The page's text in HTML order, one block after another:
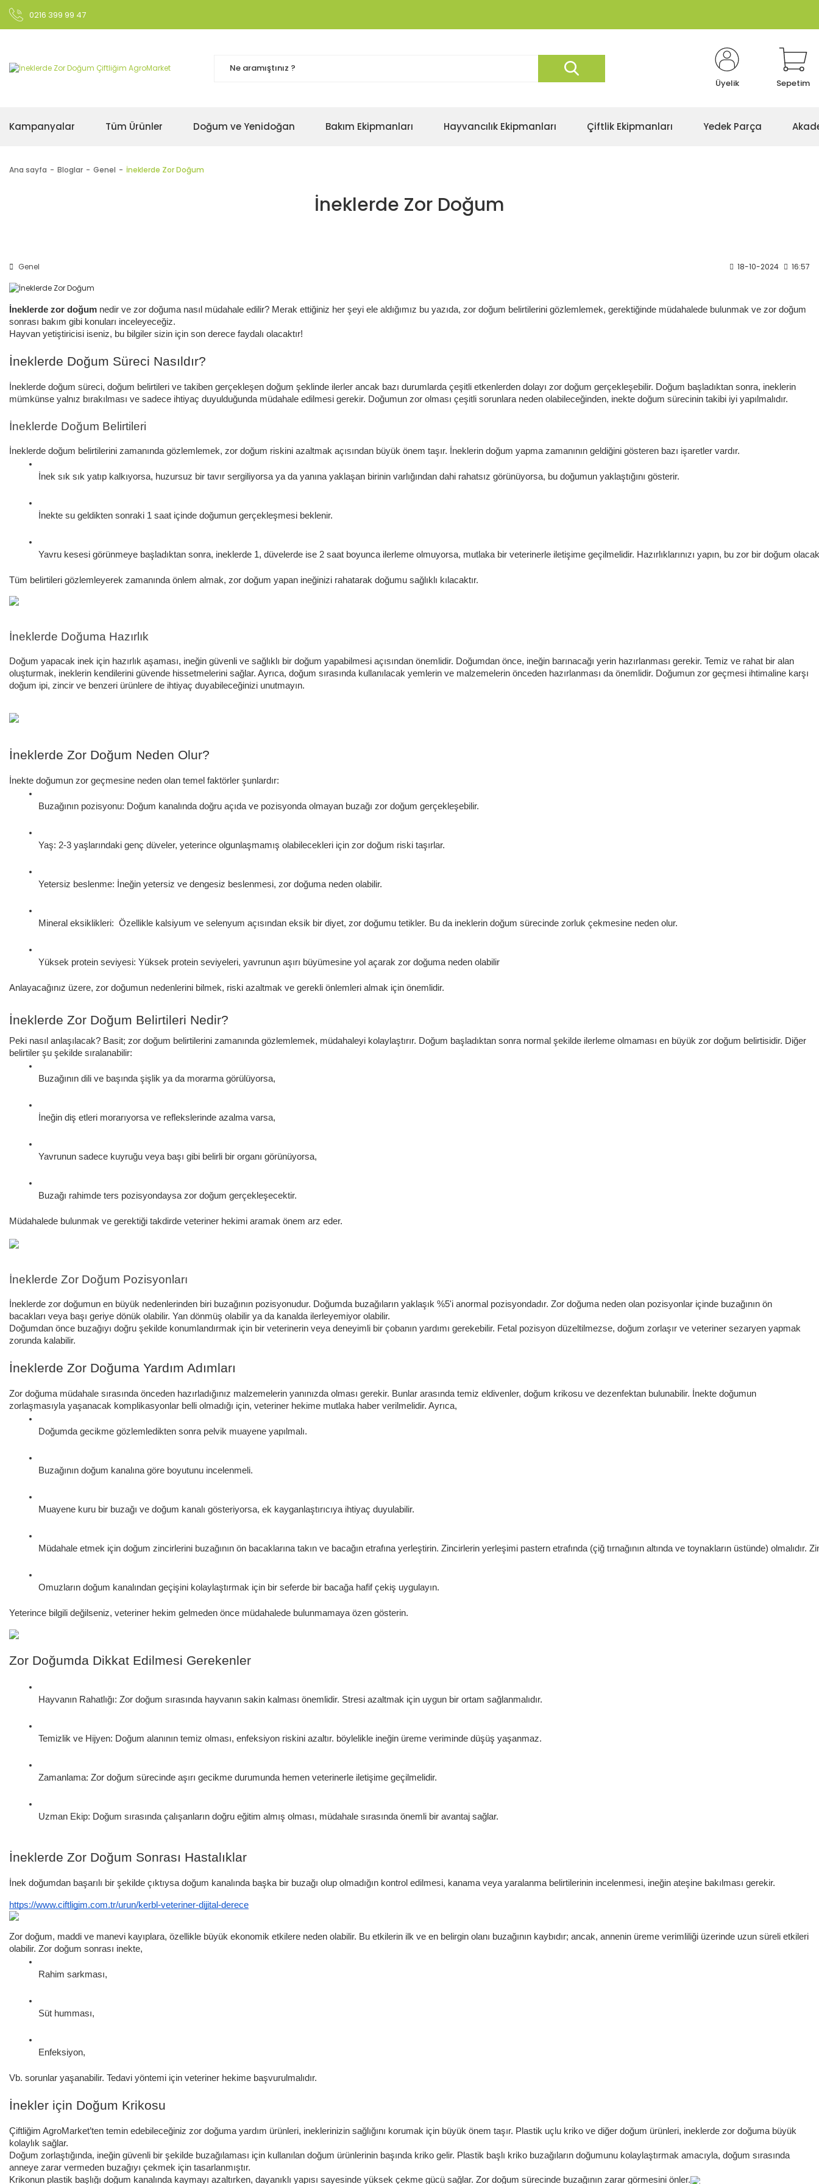
0216 399 99 47
Üyelik Sepetim
Kampanyalar Tüm Ürünler Doğum ve Yenidoğan Bakım Ekipmanları Hayvancılık Ekipmanları Çiftlik Ekipmanları Yedek Parça
Ana sayfa Bloglar Genel İneklerde Zor Doğum
İneklerde Zor Doğum
Genel 18-10-2024 16:57
İneklerde zor doğum nedir ve zor doğuma nasıl müdahale edilir? Merak ettiğiniz her şeyi ele aldığımız bu yazıda, zor doğum belirtilerini gözlemlemek, gerektiğinde müdahalede bulunmak ve zor doğum
sonrası bakım gibi konuları inceleyeceğiz.
Hayvan yetiştiricisi iseniz, bu bilgiler sizin için son derece faydalı olacaktır!
İneklerde Doğum Süreci Nasıldır?
İneklerde doğum süreci, doğum belirtileri ve takiben gerçekleşen doğum şeklinde ilerler ancak bazı durumlarda çeşitli etkenlerden dolayı zor doğum gerçekleşebilir. Doğum başladıktan sonra, ineklerin
mümkünse yalnız bırakılması ve sadece ihtiyaç duyulduğunda müdahale edilmesi gerekir. Doğumun zor olması çeşitli sorunlara neden olabileceğinden, inekte doğum sürecinin takibi iyi yapılmalıdır.
İneklerde Doğum Belirtileri
İneklerde doğum belirtilerini zamanında gözlemlemek, zor doğum riskini azaltmak açısından büyük önem taşır. İneklerin doğum yapma zamanının geldiğini gösteren bazı işaretler vardır.
İnek sık sık yatıp kalkıyorsa, huzursuz bir tavır sergiliyorsa ya da yanına yaklaşan birinin varlığından dahi rahatsız görünüyorsa, bu doğumun yaklaştığını gösterir.
İnekte su geldikten sonraki 1 saat içinde doğumun gerçekleşmesi beklenir.
Yavru kesesi görünmeye başladıktan sonra, ineklerde 1, düvelerde ise 2 saat boyunca ilerleme olmuyorsa, mutlaka bir veterinerle iletişime geçilmelidir. Hazırlıklarınızı yapın, bu zor bir doğum
Tüm belirtileri gözlemleyerek zamanında önlem almak, zor doğum yapan ineğinizi rahatarak doğumu sağlıklı kılacaktır.
İneklerde Doğuma Hazırlık
Doğum yapacak inek için hazırlık aşaması, ineğin güvenli ve sağlıklı bir doğum yapabilmesi açısından önemlidir. Doğumdan önce, ineğin barınacağı yerin hazırlanması gerekir. Temiz ve rahat bir alan
oluşturmak, ineklerin kendilerini güvende hissetmelerini sağlar. Ayrıca, doğum sırasında kullanılacak yemlerin ve malzemelerin önceden hazırlanması da önemlidir. Doğumun zor geçmesi ihtimaline karşı
doğum ipi, zincir ve benzeri ürünlere de ihtiyaç duyabileceğinizi unutmayın.
İneklerde Zor Doğum Neden Olur?
İnekte doğumun zor geçmesine neden olan temel faktörler şunlardır:
Buzağının pozisyonu: Doğum kanalında doğru açıda ve pozisyonda olmayan buzağı zor doğum gerçekleşebilir.
Yaş: 2-3 yaşlarındaki genç düveler, yeterince olgunlaşmamış olabilecekleri için zor doğum riski taşırlar.
Yetersiz beslenme: İneğin yetersiz ve dengesiz beslenmesi, zor doğuma neden olabilir.
Mineral eksiklikleri:  Özellikle kalsiyum ve selenyum açısından eksik bir diyet, zor doğumu tetikler. Bu da ineklerin doğum sürecinde zorluk çekmesine neden olur.
Yüksek protein seviyesi: Yüksek protein seviyeleri, yavrunun aşırı büyümesine yol açarak zor doğuma neden olabilir
Anlayacağınız üzere, zor doğumun nedenlerini bilmek, riski azaltmak ve gerekli önlemleri almak için önemlidir.
İneklerde Zor Doğum Belirtileri Nedir?
Peki nasıl anlaşılacak? Basit; zor doğum belirtilerini zamanında gözlemlemek, müdahaleyi kolaylaştırır. Doğum başladıktan sonra normal şekilde ilerleme olmaması en büyük zor doğum belirtisidir. Diğer
belirtiler şu şekilde sıralanabilir:
Buzağının dili ve başında şişlik ya da morarma görülüyorsa,
İneğin diş etleri morarıyorsa ve reflekslerinde azalma varsa,
Yavrunun sadece kuyruğu veya başı gibi belirli bir organı görünüyorsa,
Buzağı rahimde ters pozisyondaysa zor doğum gerçekleşecektir.
Müdahalede bulunmak ve gerektiği takdirde veteriner hekimi aramak önem arz eder.
İneklerde Zor Doğum Pozisyonları
İneklerde zor doğumun en büyük nedenlerinden biri buzağının pozisyonudur. Doğumda buzağıların yaklaşık %5'i anormal pozisyondadır. Zor doğuma neden olan pozisyonlar içinde buzağının ön
bacakları veya başı geriye dönük olabilir. Yan dönmüş olabilir ya da kanalda ilerleyemiyor olabilir.
Doğumdan önce buzağıyı doğru şekilde konumlandırmak için bir veterinerin veya deneyimli bir çobanın yardımı gerekebilir. Fetal pozisyon düzeltilmezse, doğum zorlaşır ve veteriner sezaryen yapmak
zorunda kalabilir.
İneklerde Zor Doğuma Yardım Adımları
Zor doğuma müdahale sırasında önceden hazırladığınız malzemelerin yanınızda olması gerekir. Bunlar arasında temiz eldivenler, doğum krikosu ve dezenfektan bulunabilir. İnekte doğumun
zorlaşmasıyla yaşanacak komplikasyonlar belli olmadığı için, veteriner hekime mutlaka haber verilmelidir. Ayrıca,
Doğumda gecikme gözlemledikten sonra pelvik muayene yapılmalı.
Buzağının doğum kanalına göre boyutunu incelenmeli.
Muayene kuru bir buzağı ve doğum kanalı gösteriyorsa, ek kayganlaştırıcıya ihtiyaç duyulabilir.
Müdahale etmek için doğum zincirlerini buzağının ön bacaklarına takın ve bacağın etrafına yerleştirin. Zincirlerin yerleşimi pastern etrafında (çiğ tırnağının altında ve toynakların üstünde)
Omuzların doğum kanalından geçişini kolaylaştırmak için bir seferde bir bacağa hafif çekiş uygulayın.
Yeterince bilgili değilseniz, veteriner hekim gelmeden önce müdahalede bulunmamaya özen gösterin.
Zor Doğumda Dikkat Edilmesi Gerekenler
Hayvanın Rahatlığı: Zor doğum sırasında hayvanın sakin kalması önemlidir. Stresi azaltmak için uygun bir ortam sağlanmalıdır.
Temizlik ve Hijyen: Doğum alanının temiz olması, enfeksiyon riskini azaltır. böylelikle ineğin üreme veriminde düşüş yaşanmaz.
Zamanlama: Zor doğum sürecinde aşırı gecikme durumunda hemen veterinerle iletişime geçilmelidir.
Uzman Ekip: Doğum sırasında çalışanların doğru eğitim almış olması, müdahale sırasında önemli bir avantaj sağlar.
İneklerde Zor Doğum Sonrası Hastalıklar
İnek doğumdan başarılı bir şekilde çıktıysa doğum kanalında başka bir buzağı olup olmadığın kontrol edilmesi, kanama veya yaralanma belirtilerinin incelenmesi, ineğin ateşine bakılması gerekir.
https://www.ciftligim.com.tr/urun/kerbl-veteriner-dijital-derece
Zor doğum, maddi ve manevi kayıplara, özellikle büyük ekonomik etkilere neden olabilir. Bu etkilerin ilk ve en belirgin olanı buzağının kaybıdır; ancak, annenin üreme verimliliği üzerinde uzun süreli etkileri
olabilir. Zor doğum sonrası inekte,
Rahim sarkması,
Süt humması,
Enfeksiyon,
Vb. sorunlar yaşanabilir. Tedavi yöntemi için veteriner hekime başvurulmalıdır.
İnekler için Doğum Krikosu
Çiftliğim AgroMarket’ten temin edebileceğiniz zor doğuma yardım ürünleri, ineklerinizin sağlığını korumak için büyük önem taşır. Plastik uçlu kriko ve diğer doğum ürünleri, ineklerde zor doğuma büyük
kolaylık sağlar.
Doğum zorlaştığında, ineğin güvenli bir şekilde buzağılaması için kullanılan doğum ürünlerinin başında kriko gelir. Plastik başlı kriko buzağıların doğumunu kolaylaştırmak amacıyla, doğum sırasında
anneye zarar vermeden buzağıyı çekmek için tasarlanmıştır.
Krikonun plastik başlığı doğum kanalında kaymayı azaltırken, dayanıklı yapısı sayesinde yüksek çekme gücü sağlar. Zor doğum sürecinde buzağının zarar görmesini önler.